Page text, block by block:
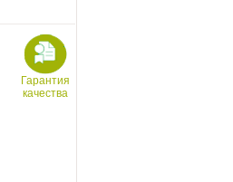
Гарантия
качества